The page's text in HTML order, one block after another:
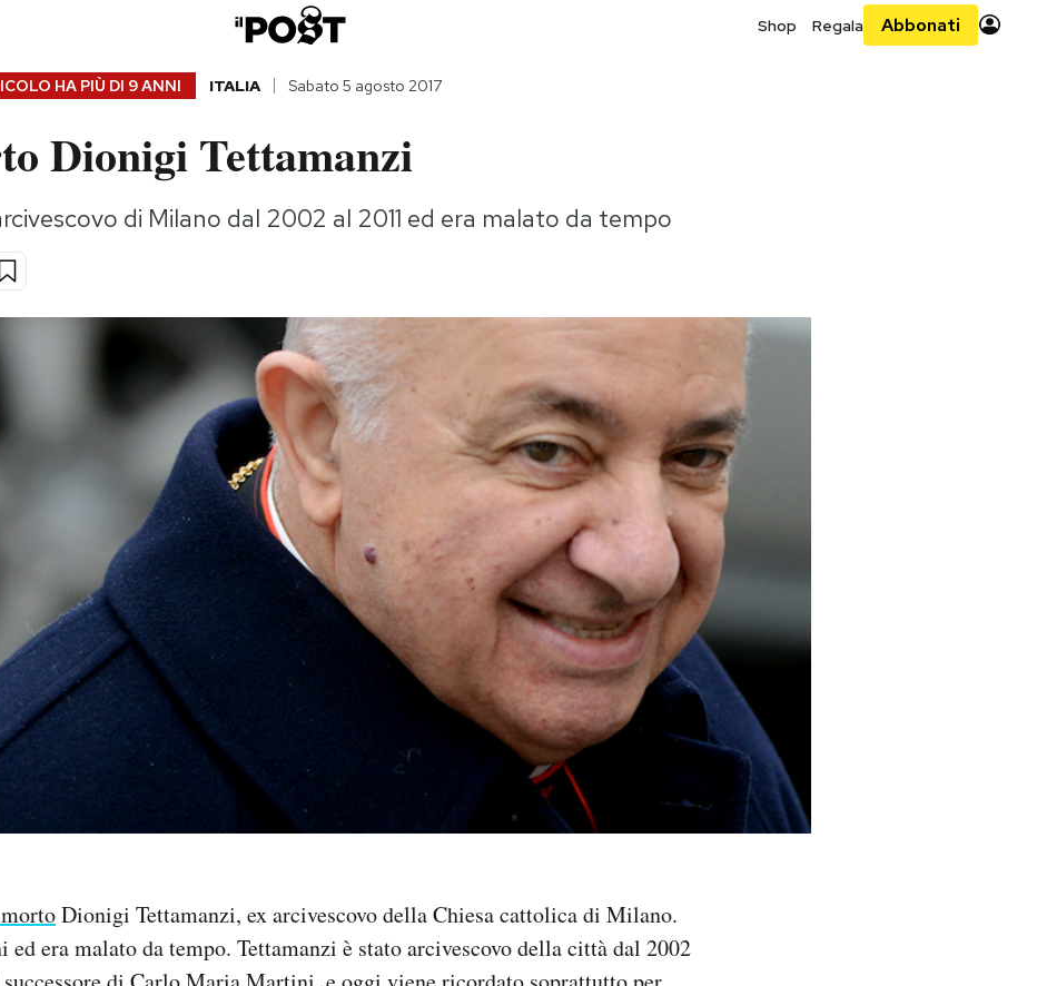
Shop Regala Abbonati
HA PIÙ DI 9 ANNI ITALIA Sabato 5 agosto 2017
Dionigi Tettamanzi
di Milano dal 2002 al 2011 ed era malato da tempo
Dionigi Tettamanzi, ex arcivescovo della Chiesa cattolica di Milano.
ed era malato da tempo. Tettamanzi è stato arcivescovo della città dal 2002